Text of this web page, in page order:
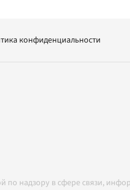
конфиденциальности
надзору в сфере связи,